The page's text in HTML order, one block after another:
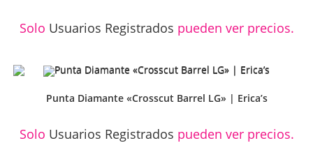
Solo Usuarios Registrados pueden ver precios.
Punta Diamante «Crosscut Barrel LG» | Erica’s
Solo Usuarios Registrados pueden ver precios.